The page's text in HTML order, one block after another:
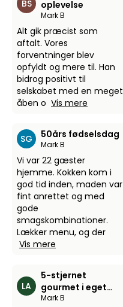
BS oplevelse
Mark B
Alt gik præcist som
aftalt. Vores
forventninger blev
opfyldt og mere til. Han
bidrog positivt til
selskabet med en meget
åben o Vis mere
SG 50års fødselsdag
Mark B
Vi var 22 gæster
hjemme. Kokken kom i
god tid inden, maden var
fint anrettet og med
gode
smagskombinationer.
Lækker menu, og der
Vis mere
LA
5-stjernet
gourmet i eget
hjem
Mark B